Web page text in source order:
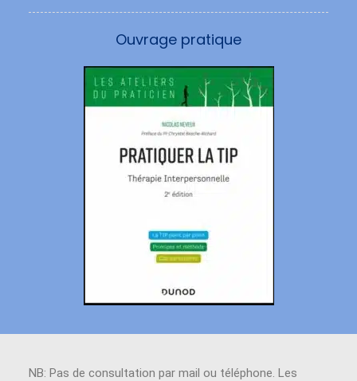
Ouvrage pratique
NB: Pas de consultation par mail ou téléphone. Les